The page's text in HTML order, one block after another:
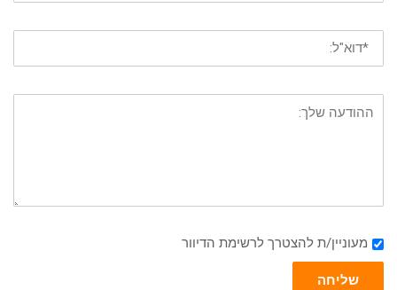
מעוניין/ת להצטרך לרשימת הדיוור
שליחה